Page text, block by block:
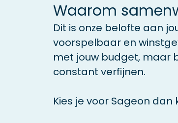
Waarom
Dit is onze belofte aan
voorspelbaar en
met jouw budget, maar
constant verfijnen.
Kies je voor Sageon dan